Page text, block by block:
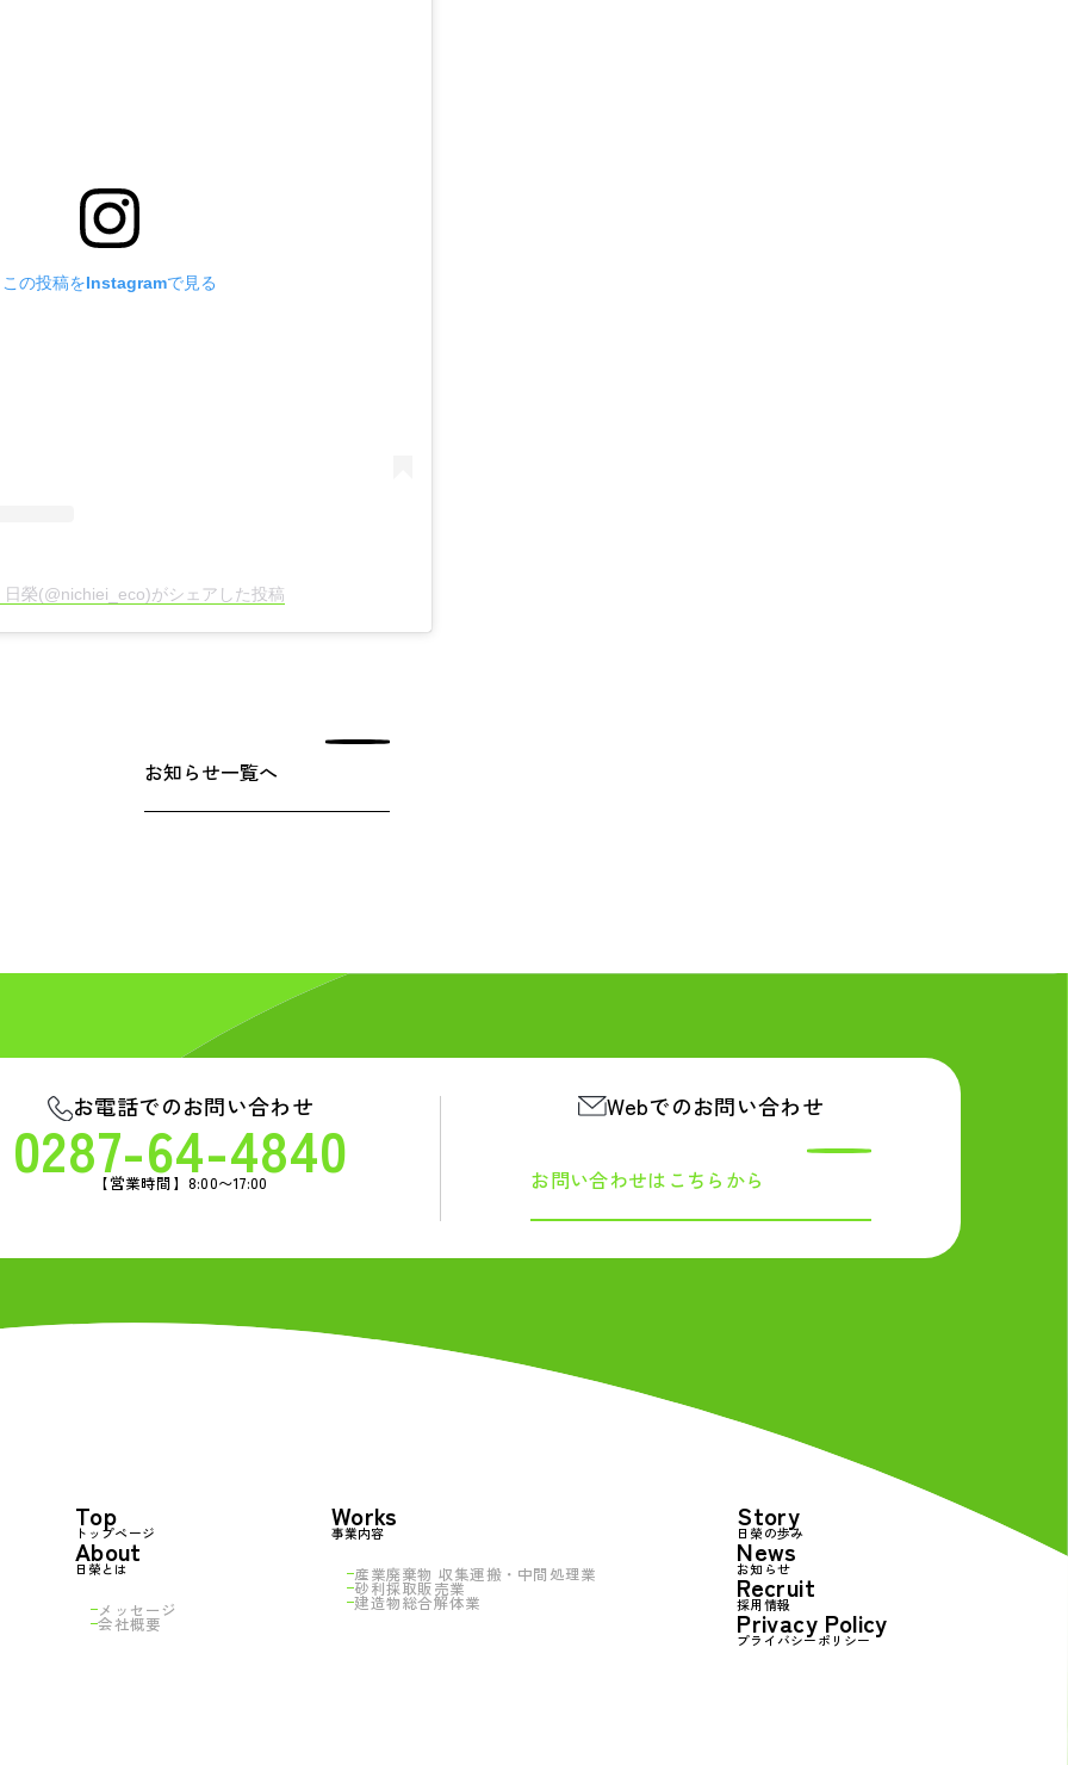
この投稿をInstagramで見る
日榮(@nichiei_eco)がシェアした投稿
お知らせ一覧へ
お電話でのお問い合わせ
0287-64-4840
【営業時間】8:00〜17:00
Webでのお問い合わせ
お問い合わせは こちらから
Top
トップページ
About
日榮とは
メッセージ
会社概要
Works
事業内容
産業廃棄物 収集運搬・ 中間処理業
砂利採取販売業
建造物総合解体業
Story
日榮の歩み
News
お知らせ
Recruit
採用情報
Privacy Policy
プライバシーポリシー